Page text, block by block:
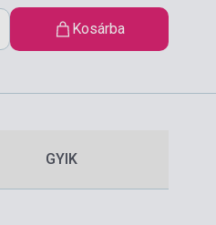
Kosárba
GYIK